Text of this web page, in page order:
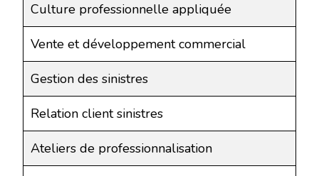
Culture professionnelle appliquée
Vente et développement commercial
Gestion des sinistres
Relation client sinistres
Ateliers de professionnalisation